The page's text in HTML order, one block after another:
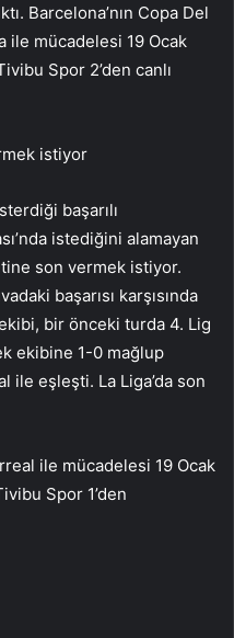
Barcelona’nın Copa Del
ile mücadelesi 19 Ocak
Spor 2’den canlı
istiyor
başarılı
istediğini alamayan
son vermek istiyor.
başarısı karşısında
bir önceki turda 4. Lig
ekibine 1-0 mağlup
eşleşti. La Liga’da son
ile mücadelesi 19 Ocak
Spor 1’den